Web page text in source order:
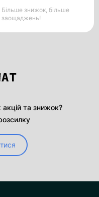
Більше знижок, більше
заощаджень!
акцій та знижок?